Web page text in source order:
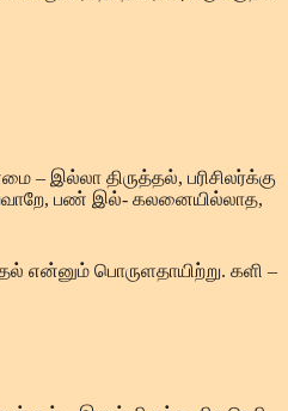
இல்லா திருத்தல், பரிசிலர்க்கு
பண் இல்- கலனையில்லாத,
என்னும் பொருளதாயிற்று. களி –